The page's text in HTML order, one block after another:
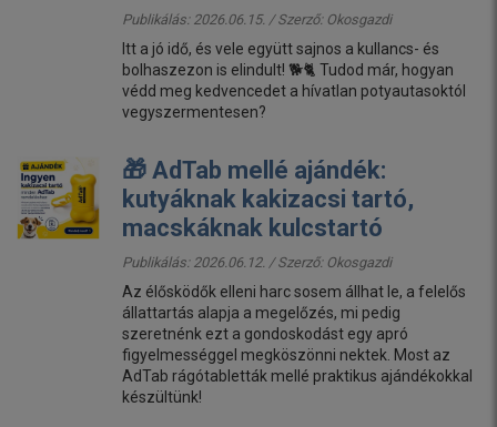
Publikálás: 2026.06.15. / Szerző: Okosgazdi
Itt a jó idő, és vele együtt sajnos a kullancs- és
bolhaszezon is elindult! 🐕🐈 Tudod már, hogyan
védd meg kedvencedet a hívatlan potyautasoktól
vegyszermentesen?
🎁 AdTab mellé ajándék:
kutyáknak kakizacsi tartó,
macskáknak kulcstartó
Publikálás: 2026.06.12. / Szerző: Okosgazdi
Az élősködők elleni harc sosem állhat le, a felelős
állattartás alapja a megelőzés, mi pedig
szeretnénk ezt a gondoskodást egy apró
figyelmességgel megköszönni nektek. Most az
AdTab rágótabletták mellé praktikus ajándékokkal
készültünk!